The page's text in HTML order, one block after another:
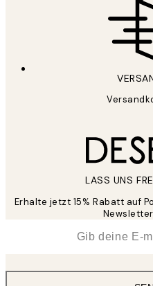
LASS UNS
Erhalte jetzt 15% Rabatt auf